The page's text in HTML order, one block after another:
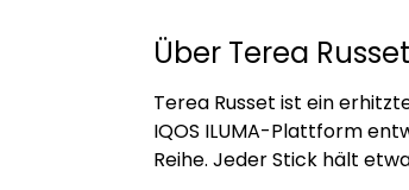
Über Terea Russet
Terea Russet ist ein
IQOS ILUMA-Plattform
Reihe. Jeder Stick hält